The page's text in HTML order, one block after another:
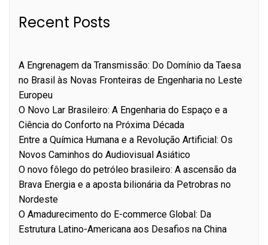
Recent Posts
A Engrenagem da Transmissão: Do Domínio da Taesa
no Brasil às Novas Fronteiras de Engenharia no Leste
Europeu
O Novo Lar Brasileiro: A Engenharia do Espaço e a
Ciência do Conforto na Próxima Década
Entre a Química Humana e a Revolução Artificial: Os
Novos Caminhos do Audiovisual Asiático
O novo fôlego do petróleo brasileiro: A ascensão da
Brava Energia e a aposta bilionária da Petrobras no
Nordeste
O Amadurecimento do E-commerce Global: Da
Estrutura Latino-Americana aos Desafios na China